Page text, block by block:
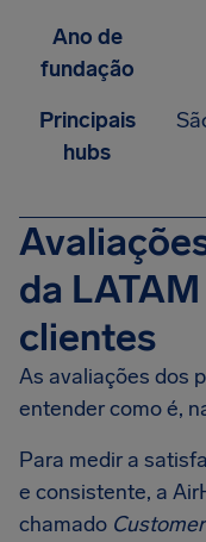
Ano de
fundação
Principais
hubs
da
clientes
As avaliações dos
entender como é,
Para medir a
e consistente, a
chamado